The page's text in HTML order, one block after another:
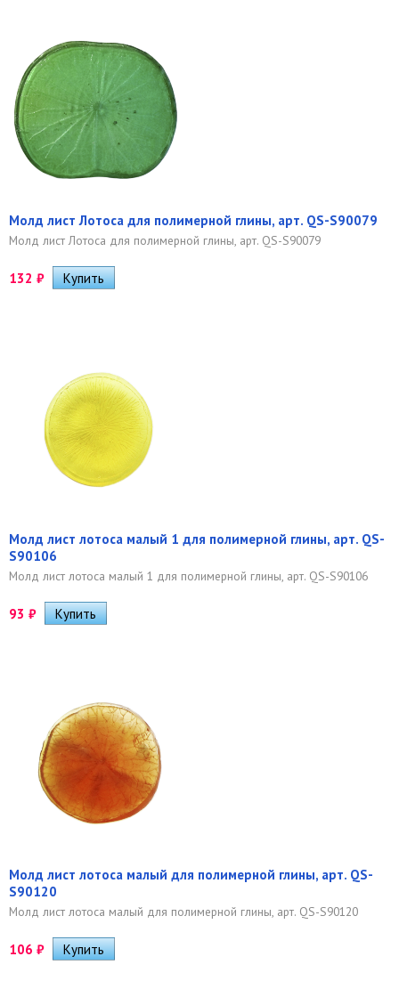
Молд лист Лотоса для полимерной глины, арт. QS-S90079
Молд лист Лотоса для полимерной глины, арт. QS-S90079
132 ₽
Молд лист лотоса малый 1 для полимерной глины, арт. QS-
S90106
Молд лист лотоса малый 1 для полимерной глины, арт. QS-S90106
93 ₽
Молд лист лотоса малый для полимерной глины, арт. QS-
S90120
Молд лист лотоса малый для полимерной глины, арт. QS-S90120
106 ₽